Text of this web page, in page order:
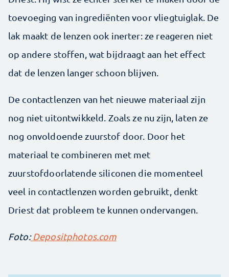
toevoeging van ingrediënten voor vliegtuiglak. De
lak maakt de lenzen ook inerter: ze reageren niet
op andere stoffen, wat bijdraagt aan het effect
dat de lenzen langer schoon blijven.
De contactlenzen van het nieuwe materiaal zijn
nog niet uitontwikkeld. Zoals ze nu zijn, laten ze
nog onvoldoende zuurstof door. Door het
materiaal te combineren met met
zuurstofdoorlatende siliconen die momenteel
veel in contactlenzen worden gebruikt, denkt
Driest dat probleem te kunnen ondervangen.
Foto:Depositphotos.com